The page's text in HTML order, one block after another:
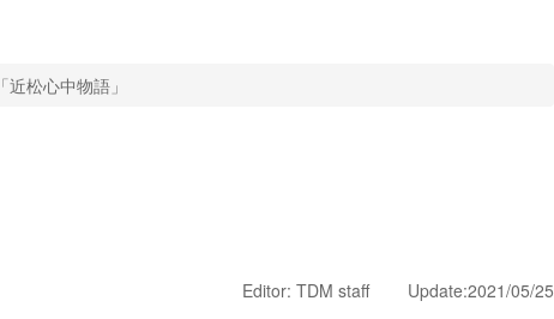
松心中物語」
Editor: TDM staff Update:2021/05/25